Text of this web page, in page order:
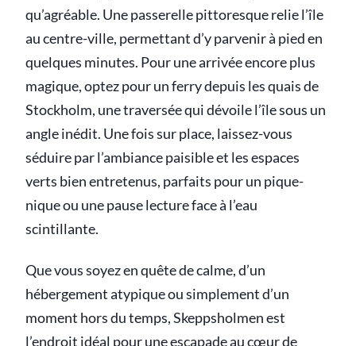
qu’agréable. Une passerelle pittoresque relie l’île
au centre-ville, permettant d’y parvenir à pied en
quelques minutes. Pour une arrivée encore plus
magique, optez pour un ferry depuis les quais de
Stockholm, une traversée qui dévoile l’île sous un
angle inédit. Une fois sur place, laissez-vous
séduire par l’ambiance paisible et les espaces
verts bien entretenus, parfaits pour un pique-
nique ou une pause lecture face à l’eau
scintillante.
Que vous soyez en quête de calme, d’un
hébergement atypique ou simplement d’un
moment hors du temps, Skeppsholmen est
l’endroit idéal pour une escapade au cœur de